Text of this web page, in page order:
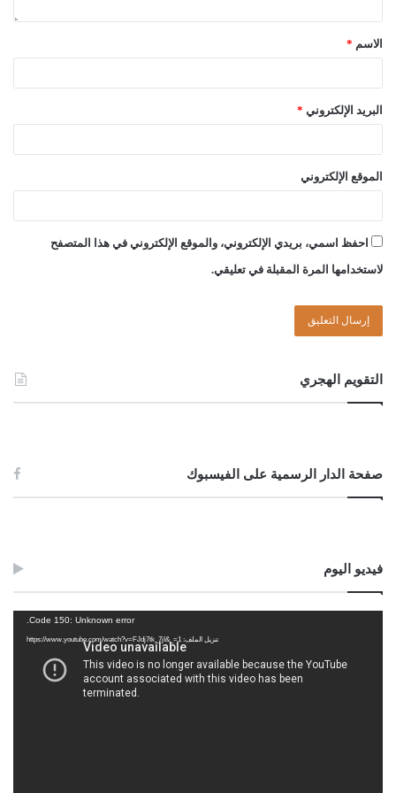
حسن سالم الشريف
مفتي عام ليبيا
09/ 01/ 2019م
Post Views: 2٬302
الاسم *
البريد الإلكتروني *
الموقع الإلكتروني
احفظ اسمي، بريدي الإلكتروني، والموقع الإلكتروني في هذا المتصفح
لاستخدامها المرة المقبلة في تعليقي.
التقويم الهجري
صفحة الدار الرسمية على الفيسبوك
فيديو اليوم
Code 150: Unknown error.
تنزيل الملف: https://www.youtube.com/watch?v=FJdj7tk_7jI&_=1